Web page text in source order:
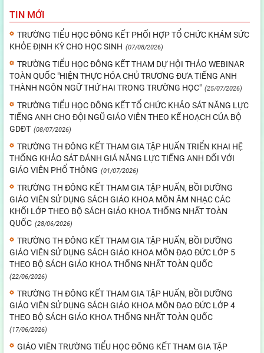
TIN MỚI
TRƯỜNG TIỂU HỌC ĐÔNG KẾT PHỐI HỢP TỔ CHỨC KHÁM SỨC
KHỎE ĐỊNH KỲ CHO HỌC SINH (07/08/2026)
TRƯỜNG TIỂU HỌC ĐÔNG KẾT THAM DỰ HỘI THẢO WEBINAR
TOÀN QUỐC "HIỆN THỰC HÓA CHỦ TRƯƠNG ĐƯA TIẾNG ANH
THÀNH NGÔN NGỮ THỨ HAI TRONG TRƯỜNG HỌC" (25/07/2026)
TRƯỜNG TIỂU HỌC ĐÔNG KẾT TỔ CHỨC KHẢO SÁT NĂNG LỰC
TIẾNG ANH CHO ĐỘI NGŨ GIÁO VIÊN THEO KẾ HOẠCH CỦA BỘ
GDĐT (08/07/2026)
TRƯỜNG TH ĐÔNG KẾT THAM GIA TẬP HUẤN TRIỂN KHAI HỆ
THỐNG KHẢO SÁT ĐÁNH GIÁ NĂNG LỰC TIẾNG ANH ĐỐI VỚI
GIÁO VIÊN PHỔ THÔNG (01/07/2026)
TRƯỜNG TH ĐÔNG KẾT THAM GIA TẬP HUẤN, BỒI DƯỠNG
GIÁO VIÊN SỬ DỤNG SÁCH GIÁO KHOA MÔN ÂM NHẠC CÁC
KHỐI LỚP THEO BỘ SÁCH GIÁO KHOA THỐNG NHẤT TOÀN
QUỐC (28/06/2026)
TRƯỜNG TH ĐÔNG KẾT THAM GIA TẬP HUẤN, BỒI DƯỠNG
GIÁO VIÊN SỬ DỤNG SÁCH GIÁO KHOA MÔN ĐẠO ĐỨC LỚP 5
THEO BỘ SÁCH GIÁO KHOA THỐNG NHẤT TOÀN QUỐC
(22/06/2026)
TRƯỜNG TH ĐÔNG KẾT THAM GIA TẬP HUẤN, BỒI DƯỠNG
GIÁO VIÊN SỬ DỤNG SÁCH GIÁO KHOA MÔN ĐẠO ĐỨC LỚP 4
THEO BỘ SÁCH GIÁO KHOA THỐNG NHẤT TOÀN QUỐC
(17/06/2026)
GIÁO VIÊN TRƯỜNG TIỂU HỌC ĐÔNG KẾT THAM GIA TẬP